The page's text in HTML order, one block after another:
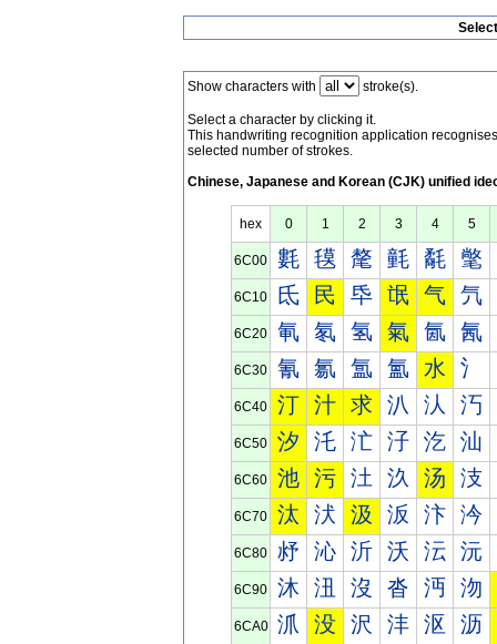
Show characters with stroke(s).
Select a character by clicking it.
This handwriting recognition application
selected number of strokes.
Chinese, Japanese and Korean (CJK) unified
hex 0 1 2 3 4 5
6C00 氀 氁 氂 氃 氄 氅
6C10 氐 民 氒 氓 气 氕
6C20 氠 氡 氢 氣 氤 氥
6C30 氰 氱 氲 氳 水 氵
6C40 汀 汁 求 汃 汄 汅
6C50 汐 汑 汒 汓 汔 汕
6C60 池 污 汢 汣 汤 汥
6C70 汰 汱 汲 汳 汴 汵
6C80 沀 沁 沂 沃 沄 沅
6C90 沐 沑 沒 沓 沔 沕
6CA0 沠 没 沢 沣 沤 沥